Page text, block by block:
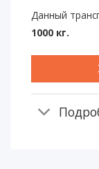
Данный
1000 кг.